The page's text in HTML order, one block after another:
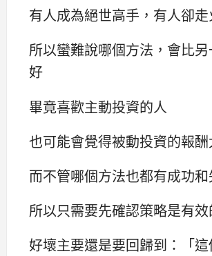
有人成為絕世高手，有人卻
所以蠻難說哪個方法，會比
好
畢竟喜歡主動投資的人
也可能會覺得被動投資的報酬
而不管哪個方法也都有成功
所以只需要先確認策略是有效
好壞主要還是要回歸到：「